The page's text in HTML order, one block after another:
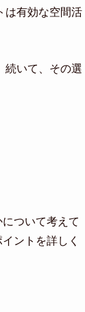
は有効な空間活
続いて、その選
ついて考えて
ントを詳しく